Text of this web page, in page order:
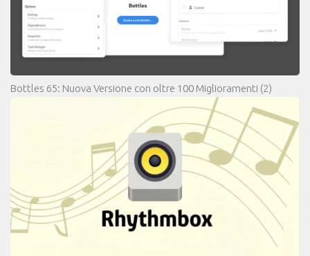
Bottles 65: Nuova Versione con oltre 100 Miglioramenti (2)